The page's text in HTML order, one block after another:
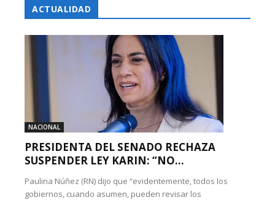
ACTUALIDAD
NACIONAL
PRESIDENTA DEL SENADO RECHAZA
SUSPENDER LEY KARIN: “NO...
Paulina Núñez (RN) dijo que “evidentemente, todos los
gobiernos, cuando asumen, pueden revisar los